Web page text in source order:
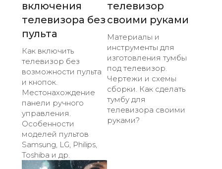
включения
телевизора без
пульта
Как включить
телевизор без
возможности пульта
и кнопок.
Местонахождение
панели ручного
управления.
Особенности
моделей пультов
Samsung, LG, Philips,
Toshiba и др.
телевизор
своими руками
Материалы и
инструменты для
изготовления тумбы
под телевизор.
Чертежи и схемы
сборки. Как сделать
тумбу для
телевизора своими
руками?